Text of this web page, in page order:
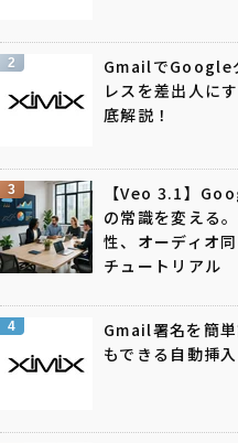
2
GmailでGoogle
レスを差出人に
底解説！
3
【Veo 3.1】
の常識を変える
性、オーディオ
チュートリア
4
Gmail署名を簡
もできる自動挿入